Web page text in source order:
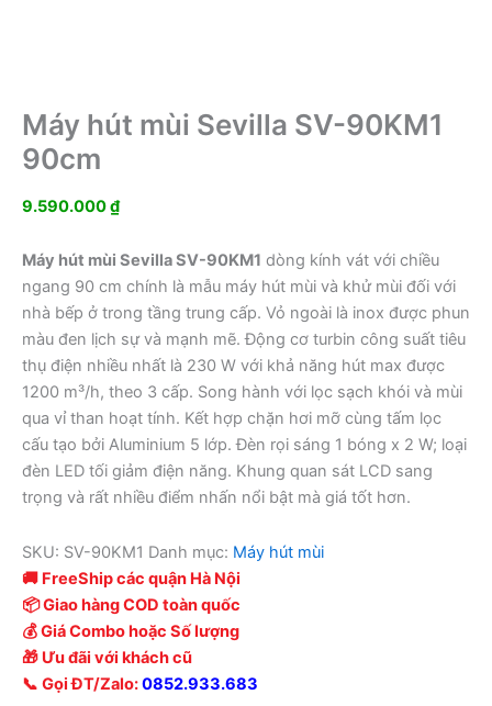
Máy hút mùi Sevilla SV-90KM1
90cm
9.590.000₫
Máy hút mùi Sevilla SV-90KM1 dòng kính vát với chiều
ngang 90 cm chính là mẫu máy hút mùi và khử mùi đối với
nhà bếp ở trong tầng trung cấp. Vỏ ngoài là inox được phun
màu đen lịch sự và mạnh mẽ. Động cơ turbin công suất tiêu
thụ điện nhiều nhất là 230 W với khả năng hút max được
1200 m³/h, theo 3 cấp. Song hành với lọc sạch khói và mùi
qua vỉ than hoạt tính. Kết hợp chặn hơi mỡ cùng tấm lọc
cấu tạo bởi Aluminium 5 lớp. Đèn rọi sáng 1 bóng x 2 W; loại
đèn LED tối giảm điện năng. Khung quan sát LCD sang
trọng và rất nhiều điểm nhấn nổi bật mà giá tốt hơn.
SKU: SV-90KM1 Danh mục: Máy hút mùi
🚚 FreeShip các quận Hà Nội
📦 Giao hàng COD toàn quốc
💰 Giá Combo hoặc Số lượng
🎁 Ưu đãi với khách cũ
📞 Gọi ĐT/Zalo:0852.933.683